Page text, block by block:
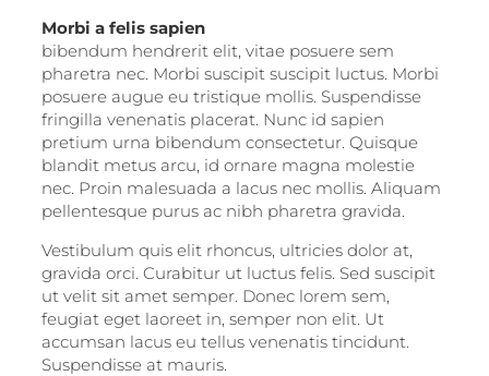
Morbi a felis sapien
bibendum hendrerit elit, vitae posuere sem
pharetra nec. Morbi suscipit suscipit luctus. Morbi
posuere augue eu tristique mollis. Suspendisse
fringilla venenatis placerat. Nunc id sapien
pretium urna bibendum consectetur. Quisque
blandit metus arcu, id ornare magna molestie
nec. Proin malesuada a lacus nec mollis. Aliquam
pellentesque purus ac nibh pharetra gravida.
Vestibulum quis elit rhoncus, ultricies dolor at,
gravida orci. Curabitur ut luctus felis. Sed suscipit
ut velit sit amet semper. Donec lorem sem,
feugiat eget laoreet in, semper non elit. Ut
accumsan lacus eu tellus venenatis tincidunt.
Suspendisse at mauris.